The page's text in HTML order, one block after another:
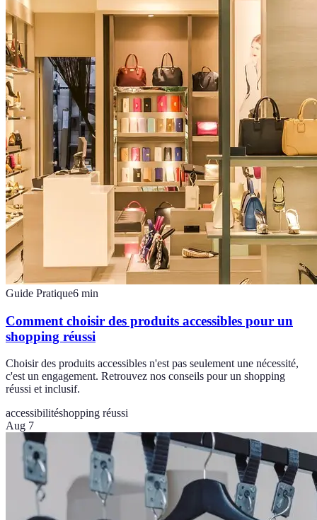
Guide Pratique6 min
Comment choisir des produits accessibles pour un
shopping réussi
Choisir des produits accessibles n'est pas seulement une nécessité,
c'est un engagement. Retrouvez nos conseils pour un shopping
réussi et inclusif.
accessibilitéshopping réussi
Aug 7